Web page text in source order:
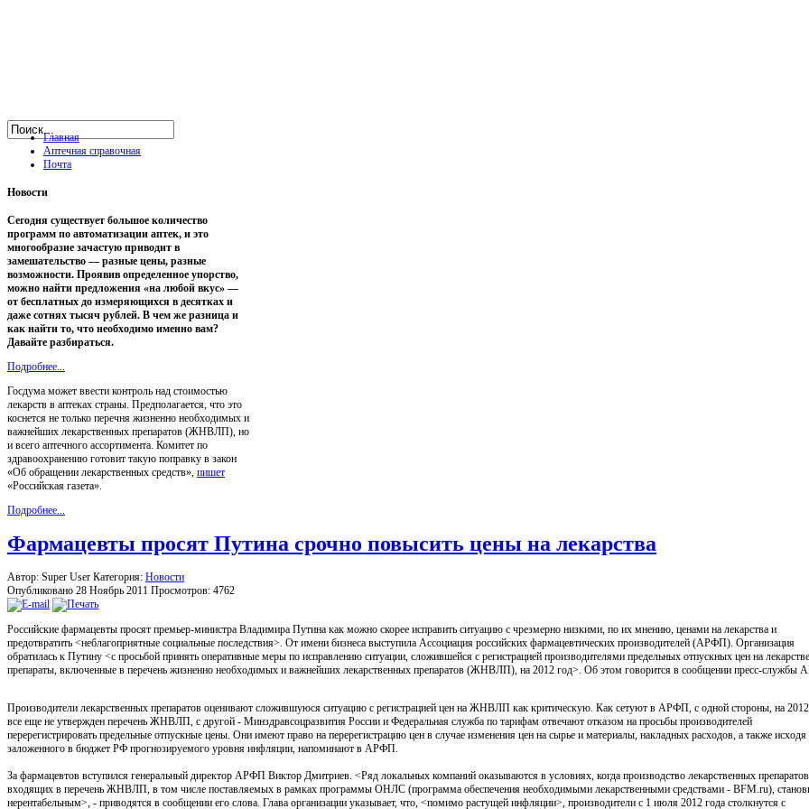
Главная
Аптечная справочная
Почта
Новости
Сегодня существует большое количество
программ по автоматизации аптек, и это
многообразие зачастую приводит в
замешательство — разные цены, разные
возможности. Проявив определенное упорство,
можно найти предложения «на любой вкус» —
от бесплатных до измеряющихся в десятках и
даже сотнях тысяч рублей. В чем же разница и
как найти то, что необходимо именно вам?
Давайте разбираться.
Подробнее...
Госдума может ввести контроль над стоимостью
лекарств в аптеках страны. Предполагается, что это
коснется не только перечня жизненно необходимых и
важнейших лекарственных препаратов (ЖНВЛП), но
и всего аптечного ассортимента. Комитет по
здравоохранению готовит такую поправку в закон
«Об обращении лекарственных средств», пишет
«Российская газета».
Подробнее...
Фармацевты просят Путина срочно повысить цены на лекарства
Автор: Super User Категория: Новости
Опубликовано 28 Ноябрь 2011 Просмотров: 4762
Российские фармацевты просят премьер-министра Владимира Путина как можно скорее исправить ситуацию с чрезмерно низкими, по их мнению, ценами на лекарства и
предотвратить <неблагоприятные социальные последствия>. От имени бизнеса выступила Ассоциация российских фармацевтических производителей (АРФП). Организация
обратилась к Путину <с просьбой принять оперативные меры по исправлению ситуации, сложившейся с регистрацией производителями предельных отпускных цен на
препараты, включенные в перечень жизненно необходимых и важнейших лекарственных препаратов (ЖНВЛП), на 2012 год>. Об этом говорится в сообщении пресс-службы
Производители лекарственных препаратов оценивают сложившуюся ситуацию с регистрацией цен на ЖНВЛП как критическую. Как сетуют в АРФП, с одной стороны, на
все еще не утвержден перечень ЖНВЛП, с другой - Минздравсоцразвития России и Федеральная служба по тарифам отвечают отказом на просьбы производителей
перерегистрировать предельные отпускные цены. Они имеют право на перерегистрацию цен в случае изменения цен на сырье и материалы, накладных расходов, а также исходя
заложенного в бюджет РФ прогнозируемого уровня инфляции, напоминают в АРФП.
За фармацевтов вступился генеральный директор АРФП Виктор Дмитриев. <Ряд локальных компаний оказываются в условиях, когда производство лекарственных
входящих в перечень ЖНВЛП, в том числе поставляемых в рамках программы ОНЛС (программа обеспечения необходимыми лекарственными средствами - BFM.ru),
нерентабельным>, - приводятся в сообщении его слова. Глава организации указывает, что, <помимо растущей инфляции>, производители с 1 июля 2012 года столкнутся с